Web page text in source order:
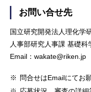
お問い合せ先
国立研究開発法人理化学
人事部研究人事課 基礎科
Email：wakate@riken.jp
※
問合せはEmailにてお